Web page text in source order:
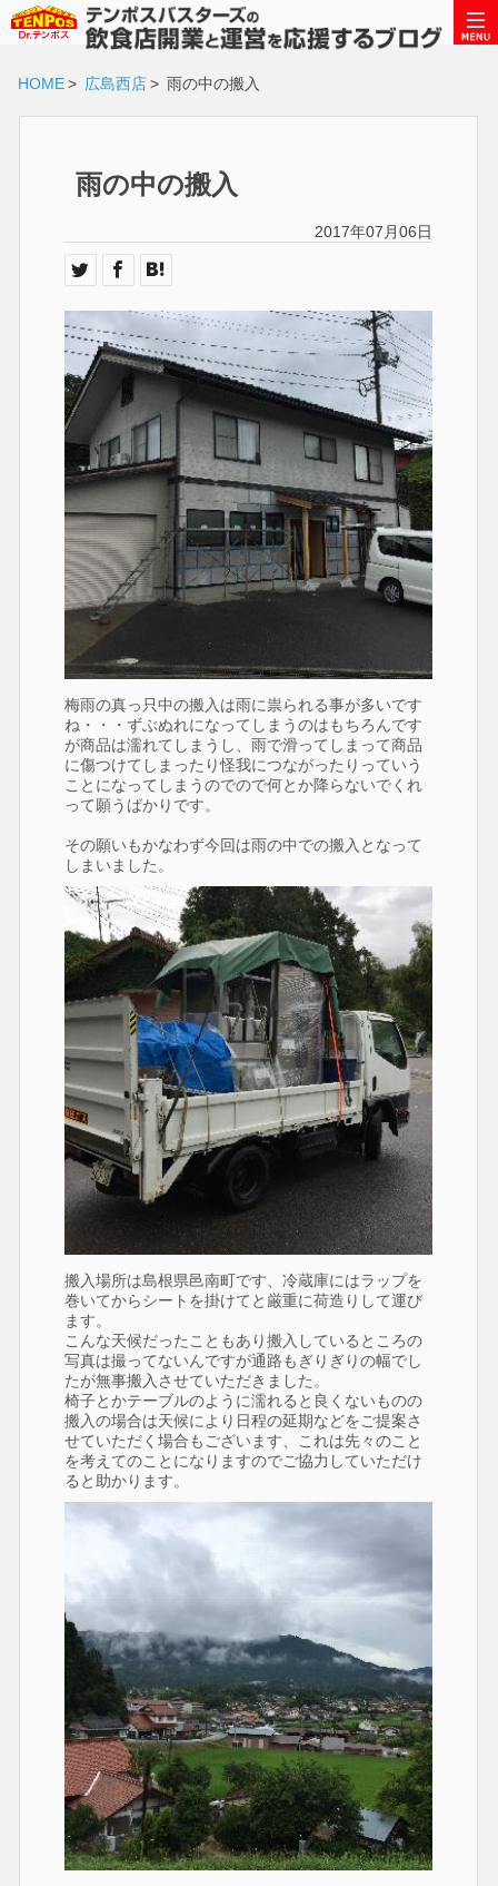
HOME> 広島西店> 雨の中の搬入
雨の中の搬入
2017年07月06日
梅雨の真っ只中の搬入は雨に祟られる事が多いです
ね・・・ずぶぬれになってしまうのはもちろんです
が商品は濡れてしまうし、雨で滑ってしまって商品
に傷つけてしまったり怪我につながったりっていう
ことになってしまうのでので何とか降らないでくれ
って願うばかりです。
その願いもかなわず今回は雨の中での搬入となって
しまいました。
搬入場所は島根県邑南町です、冷蔵庫にはラップを
巻いてからシートを掛けてと厳重に荷造りして運び
ます。
こんな天候だったこともあり搬入しているところの
写真は撮ってないんですが通路もぎりぎりの幅でし
たが無事搬入させていただきました。
椅子とかテーブルのように濡れると良くないものの
搬入の場合は天候により日程の延期などをご提案さ
せていただく場合もございます、これは先々のこと
を考えてのことになりますのでご協力していただけ
ると助かります。